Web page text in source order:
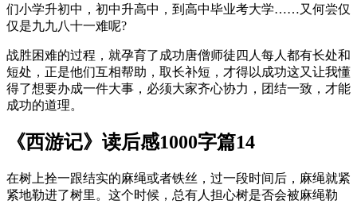
们小学升初中，初中升高中，到高中毕业考大学……又何尝仅
仅是九九八十一难呢?
战胜困难的过程，就孕育了成功唐僧师徒四人每人都有长处和
短处，正是他们互相帮助，取长补短，才得以成功这又让我懂
得了想要办成一件大事，必须大家齐心协力，团结一致，才能
成功的道理。
《西游记》读后感1000字篇14
在树上拴一跟结实的麻绳或者铁丝，过一段时间后，麻绳就紧
紧地勒进了树里。这个时候，总有人担心树是否会被麻绳勒